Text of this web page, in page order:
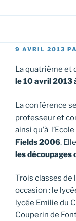
au
principal
Association pour
PUBLIÉ
9 AVRIL 2013
La quatrième et
le 10 avril 2013
La conférence
professeur et
ainsi qu’à
Fields 2006.
les découpages
Trois classes
occasion : le
lycée Emilie du
Couperin de